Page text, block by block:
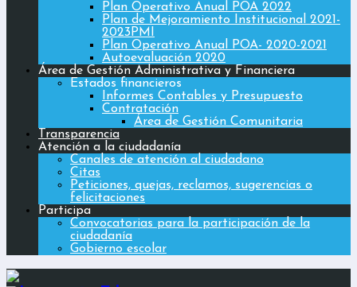
Plan Operativo Anual POA 2022
Plan de Mejoramiento Institucional 2021-
2023PMI
Plan Operativo Anual POA- 2020-2021
Autoevaluación 2020
Área de Gestión Administrativa y Financiera
Estados financieros
Informes Contables y Presupuesto
Contratación
Área de Gestión Comunitaria
Transparencia
Atención a la ciudadanía
Canales de atención al ciudadano
Citas
Peticiones, quejas, reclamos, sugerencias o
felicitaciones
Participa
Convocatorias para la participación de la
ciudadanía
Gobierno escolar